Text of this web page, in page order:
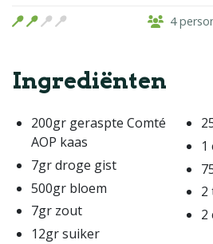
4
Ingrediënten
200gr geraspte Comté
AOP kaas
7gr droge gist
500gr bloem
7gr zout
12gr suiker
1
2
2